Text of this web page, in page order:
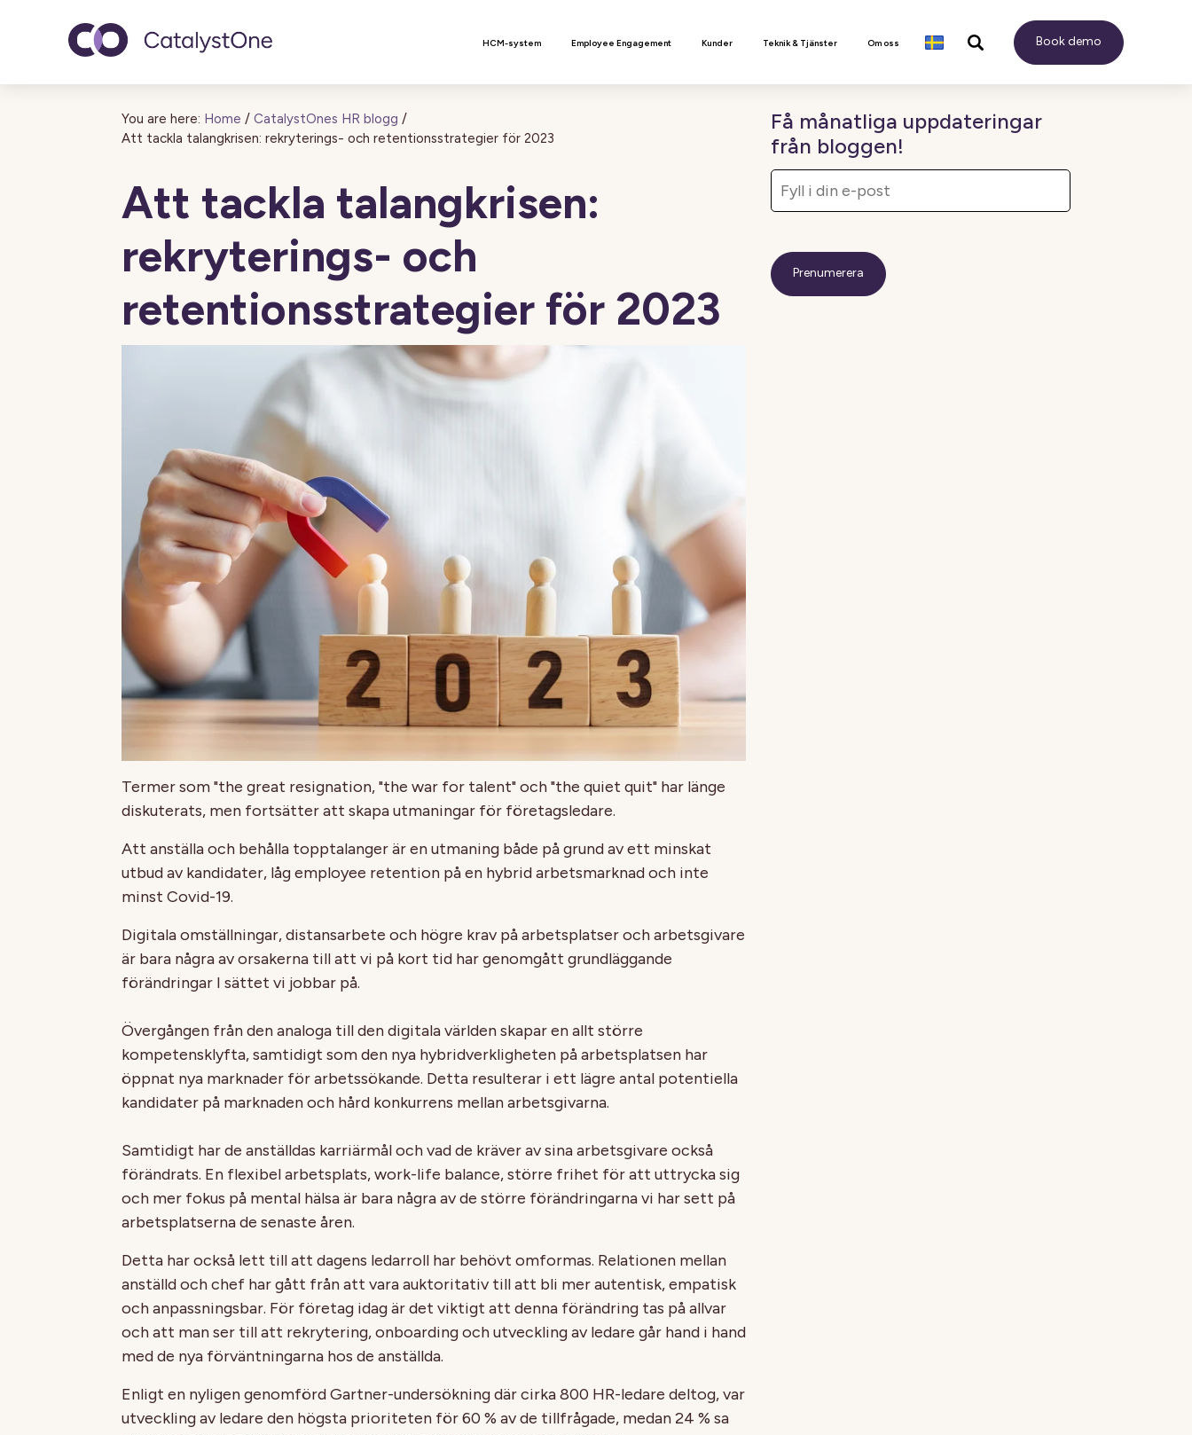
Toggle navigation HCM-system Employee Engagement Kunder Teknik & Tjänster Om oss Book demo
You are here: Home / CatalystOnes HR blogg /
Att tackla talangkrisen: rekryterings- och retentionsstrategier för 2023
Att tackla talangkrisen:
rekryterings- och
retentionsstrategier för 2023
Termer som "the great resignation, "the war for talent" och "the quiet quit" har länge
diskuterats, men fortsätter att skapa utmaningar för företagsledare.
Att anställa och behålla topptalanger är en utmaning både på grund av ett minskat
utbud av kandidater, låg employee retention på en hybrid arbetsmarknad och inte
minst Covid-19.
Digitala omställningar, distansarbete och högre krav på arbetsplatser och arbetsgivare
är bara några av orsakerna till att vi på kort tid har genomgått grundläggande
förändringar I sättet vi jobbar på.
Övergången från den analoga till den digitala världen skapar en allt större
kompetensklyfta, samtidigt som den nya hybridverkligheten på arbetsplatsen har
öppnat nya marknader för arbetssökande. Detta resulterar i ett lägre antal potentiella
kandidater på marknaden och hård konkurrens mellan arbetsgivarna.
Samtidigt har de anställdas karriärmål och vad de kräver av sina arbetsgivare också
förändrats. En flexibel arbetsplats, work-life balance, större frihet för att uttrycka sig
och mer fokus på mental hälsa är bara några av de större förändringarna vi har sett på
arbetsplatserna de senaste åren.
Detta har också lett till att dagens ledarroll har behövt omformas. Relationen mellan
anställd och chef har gått från att vara auktoritativ till att bli mer autentisk, empatisk
och anpassningsbar. För företag idag är det viktigt att denna förändring tas på allvar
och att man ser till att rekrytering, onboarding och utveckling av ledare går hand i hand
med de nya förväntningarna hos de anställda.
Enligt en nyligen genomförd Gartner-undersökning där cirka 800 HR-ledare deltog, var
utveckling av ledare den högsta prioriteten för 60 % av de tillfrågade, medan 24 % sa
Få månatliga uppdateringar
från bloggen!